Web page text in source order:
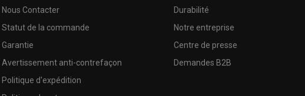
Nous Contacter
Statut de la commande
Garantie
Avertissement anti-contrefaçon
Politique d'expédition
Durabilité
Notre entreprise
Centre de presse
Demandes B2B